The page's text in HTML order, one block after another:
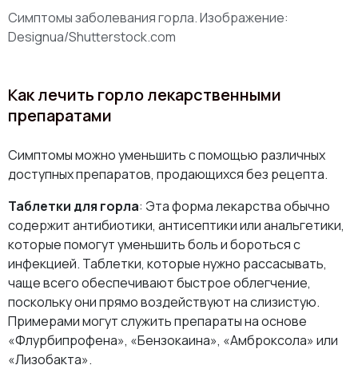
Симптомы заболевания горла. Изображение:
Designua/Shutterstock.com
Как лечить горло лекарственными
препаратами
Симптомы можно уменьшить с помощью различных
доступных препаратов, продающихся без рецепта.
Таблетки для горла: Эта форма лекарства обычно
содержит антибиотики, антисептики или анальгетики,
которые помогут уменьшить боль и бороться с
инфекцией. Таблетки, которые нужно рассасывать,
чаще всего обеспечивают быстрое облегчение,
поскольку они прямо воздействуют на слизистую.
Примерами могут служить препараты на основе
«Флурбипрофена», «Бензокаина», «Амброксола» или
«Лизобакта».